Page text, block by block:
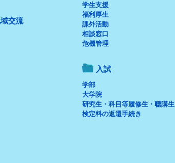
交流
学生支援
福利厚生
課外活動
相談窓口
危機管理
入試
学部
大学院
研究生・科目等履修生・聴講生
検定料の返還手続き